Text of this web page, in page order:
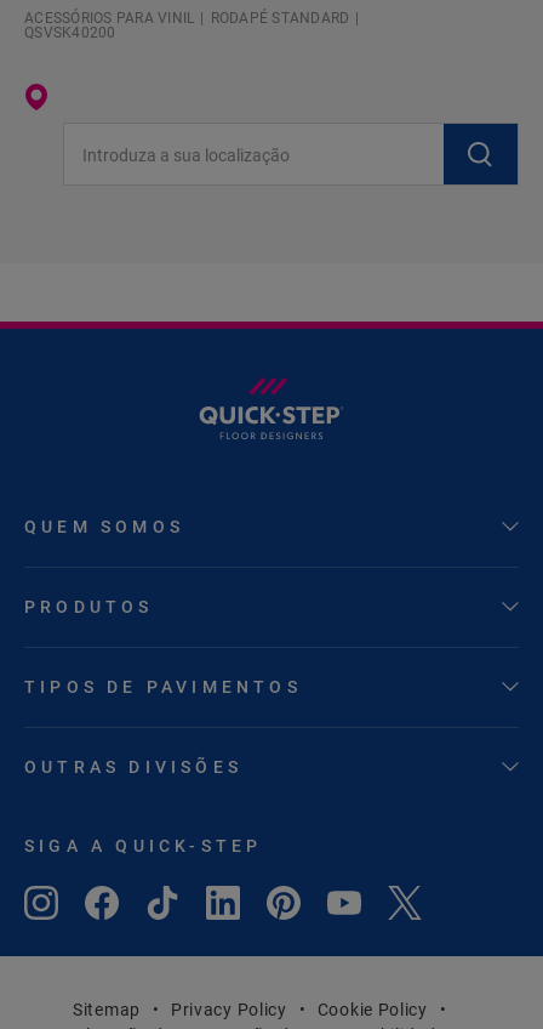
ACESSÓRIOS PARA VINIL
RODAPÉ STANDARD
QSVSK40200
QUEM SOMOS
PRODUTOS
TIPOS DE PAVIMENTOS
OUTRAS DIVISÕES
SIGA A QUICK-STEP
Sitemap Privacy Policy
Cookie Policy